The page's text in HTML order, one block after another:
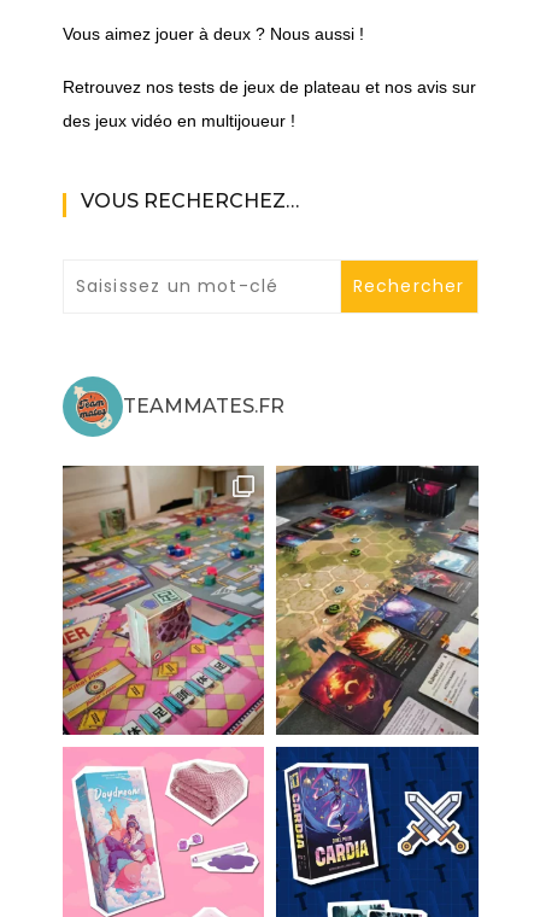
Vous aimez jouer à deux ? Nous aussi !
Retrouvez nos tests de jeux de plateau et nos avis sur
des jeux vidéo en multijoueur !
VOUS RECHERCHEZ…
TEAMMATES.FR